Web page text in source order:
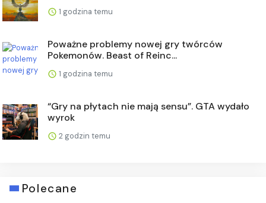
1 godzina temu
Poważne problemy nowej gry twórców
Pokemonów. Beast of Reinc...
1 godzina temu
“Gry na płytach nie mają sensu”. GTA wydało
wyrok
2 godzin temu
Polecane